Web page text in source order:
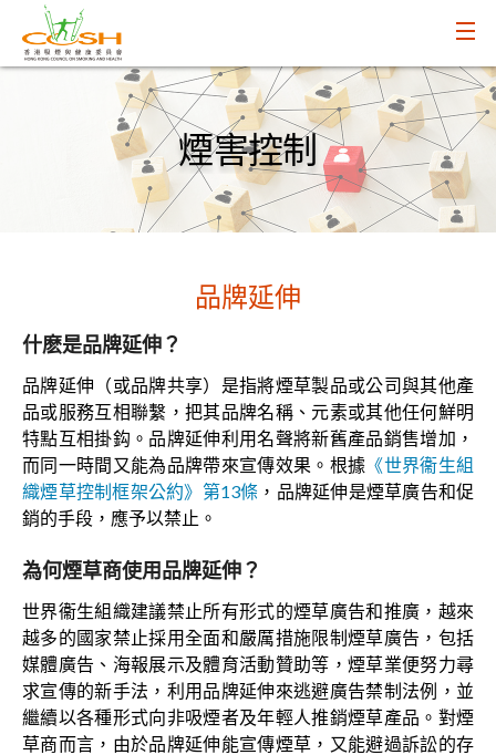
煙害控制
品牌延伸
什麽是品牌延伸？
品牌延伸（或品牌共享）是指將煙草製品或公司與其他產
品或服務互相聯繫，把其品牌名稱、元素或其他任何鮮明
特點互相掛鈎。品牌延伸利用名聲將新舊產品銷售增加，
而同一時間又能為品牌帶來宣傳效果。根據 《世界衞生組
織煙草控制框架公約》第13條 ，品牌延伸是煙草廣告和促
銷的手段，應予以禁止。
為何煙草商使用品牌延伸？
世界衞生組織建議禁止所有形式的煙草廣告和推廣，越來
越多的國家禁止採用全面和嚴厲措施限制煙草廣告，包括
媒體廣告、海報展示及體育活動贊助等，煙草業便努力尋
求宣傳的新手法，利用品牌延伸來逃避廣告禁制法例，並
繼續以各種形式向非吸煙者及年輕人推銷煙草產品。對煙
草商而言，由於品牌延伸能宣傳煙草，又能避過訴訟的存